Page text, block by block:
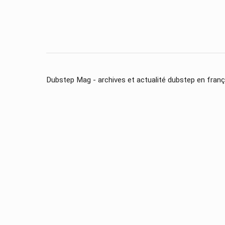
Dubstep Mag - archives et actualité dubstep en